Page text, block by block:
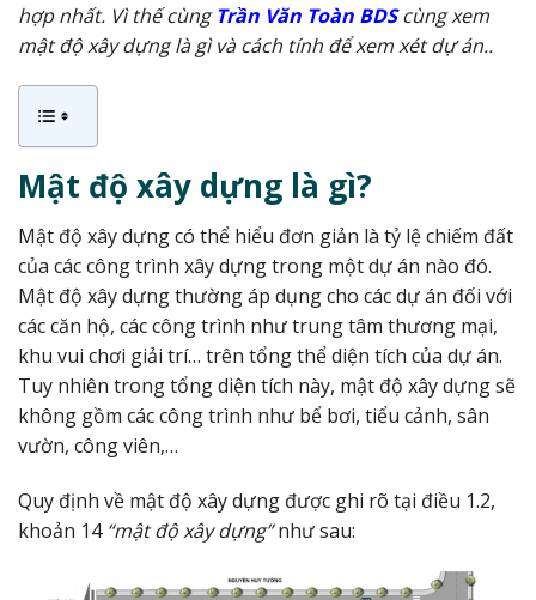
hợp nhất. Vì thế cùngTrần Văn Toàn BDScùng xem
mật độ xây dựng là gì và cách tính để xem xét dự án..
Mật độ xây dựng là gì?
Mật độ xây dựng có thể hiểu đơn giản là tỷ lệ chiếm đất
của các công trình xây dựng trong một dự án nào đó.
Mật độ xây dựng thường áp dụng cho các dự án đối với
các căn hộ, các công trình như trung tâm thương mại,
khu vui chơi giải trí… trên tổng thể diện tích của dự án.
Tuy nhiên trong tổng diện tích này, mật độ xây dựng sẽ
không gồm các công trình như bể bơi, tiểu cảnh, sân
vườn, công viên,…
Quy định về mật độ xây dựng được ghi rõ tại điều 1.2,
khoản 14 “mật độ xây dựng”như sau: